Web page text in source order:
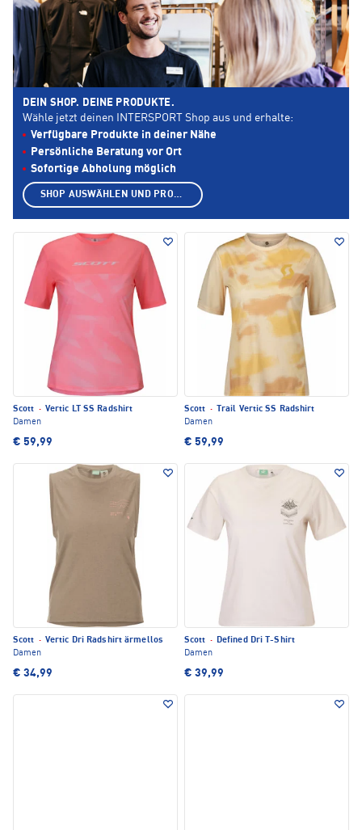
Scott · Vertic LT SS Radshirt
Damen
€ 59,99
Scott ·
Trail Vertic SS Radshirt
Damen
€ 59,99
Scott · Vertic Dri Radshirt ärmellos
Damen
€ 34,99
Scott · Defined Dri T-Shirt
Damen
€ 39,99
DEIN SHOP. DEINE PRODUKTE.
Wähle jetzt deinen INTERSPORT Shop aus und erhalte:
Verfügbare Produkte in deiner Nähe
Persönliche Beratung vor Ort
Sofortige Abholung möglich
SHOP AUSWÄHLEN UND PRODUKTE ANZEIGEN